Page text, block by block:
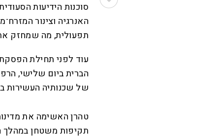
סוכנות הידיעות
האנרגיה וצינור
תפעולית, מה שמחזק
עוד לפני תחילת
הברית ביום שלישי,
של שכנותיה העשירות
טהרן האשימה את
תקיפות משטחן